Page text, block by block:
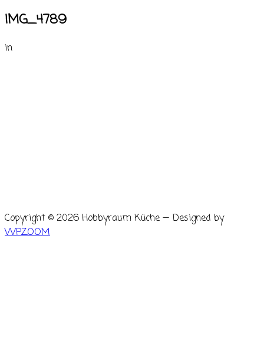
IMG_4789
in
Copyright © 2026 Hobbyraum Küche — Designed by
WPZOOM